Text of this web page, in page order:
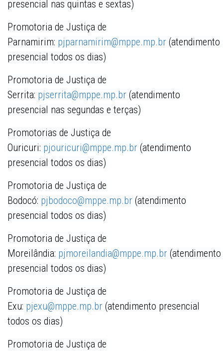
presencial nas quintas e sextas)
Promotoria de Justiça de
Parnamirim: pjparnamirim@mppe.mp.br (atendimento
presencial todos os dias)
Promotoria de Justiça de
Serrita: pjserrita@mppe.mp.br (atendimento
presencial nas segundas e terças)
Promotorias de Justiça de
Ouricuri: pjouricuri@mppe.mp.br (atendimento
presencial todos os dias)
Promotoria de Justiça de
Bodocó: pjbodoco@mppe.mp.br (atendimento
presencial todos os dias)
Promotoria de Justiça de
Moreilândia: pjmoreilandia@mppe.mp.br (atendimento
presencial todos os dias)
Promotoria de Justiça de
Exu: pjexu@mppe.mp.br (atendimento presencial
todos os dias)
Promotoria de Justiça de